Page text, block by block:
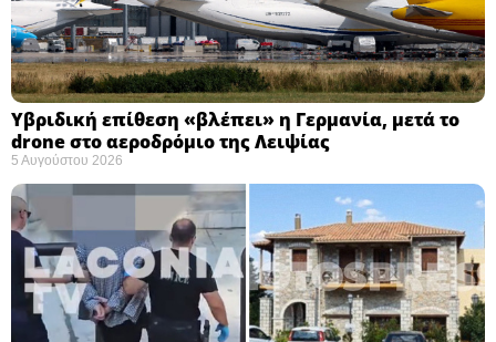
Υβριδική επίθεση «βλέπει» η Γερμανία, μετά το
drone στο αεροδρόμιο της Λειψίας
5 Αυγούστου 2026